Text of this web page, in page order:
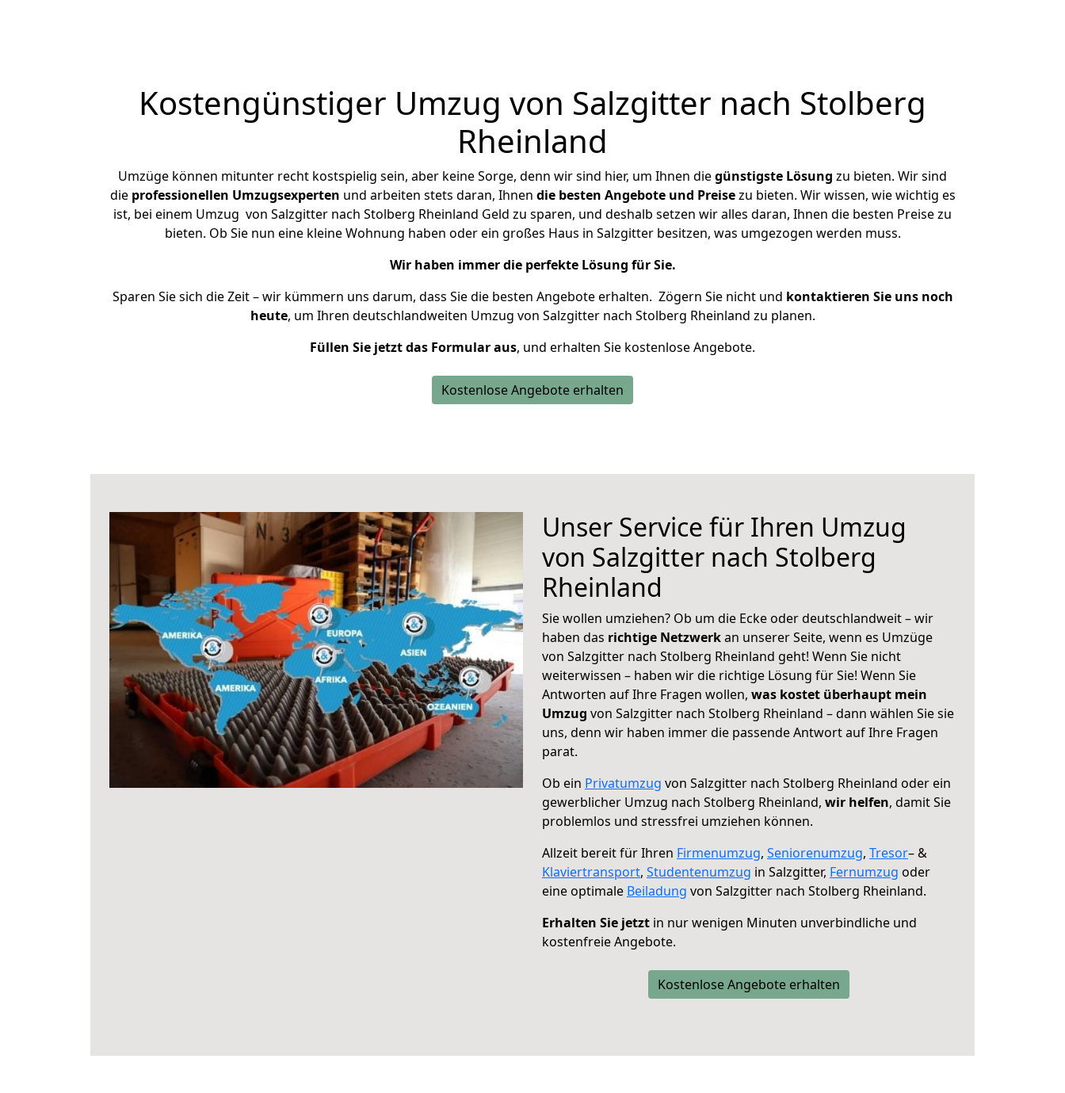
Kostengünstiger Umzug von Salzgitter nach Stolberg
Rheinland
Umzüge können mitunter recht kostspielig sein, aber keine Sorge, denn wir sind hier, um Ihnen diegünstigste Lösung zu bieten. Wir sind
die professionellen Umzugsexperten und arbeiten stets daran, Ihnen die besten Angebote und Preisezu bieten. Wir wissen, wie wichtig es
ist, bei einem Umzug von Salzgitter nach Stolberg Rheinland Geld zu sparen, und deshalb setzen wir alles daran, Ihnen die besten Preise zu
bieten. Ob Sie nun eine kleine Wohnung haben oder ein großes Haus in Salzgitter besitzen, was umgezogen werden muss.
Wir haben immer die perfekte Lösung für Sie.
Sparen Sie sich die Zeit – wir kümmern uns darum, dass Sie die besten Angebote erhalten. Zögern Sie nicht und kontaktieren Sie uns noch
heute, um Ihren deutschlandweiten Umzug von Salzgitter nach Stolberg Rheinland zu planen.
Füllen Sie jetzt das Formular aus, und erhalten Sie kostenlose Angebote.
Kostenlose Angebote erhalten
Unser Service für Ihren Umzug
von Salzgitter nach Stolberg
Rheinland
Sie wollen umziehen? Ob um die Ecke oder deutschlandweit – wir
haben das richtige Netzwerkan unserer Seite, wenn es Umzüge
von Salzgitter nach Stolberg Rheinland geht! Wenn Sie nicht
weiterwissen – haben wir die richtige Lösung für Sie! Wenn Sie
Antworten auf Ihre Fragen wollen, was kostet überhaupt mein
Umzug von Salzgitter nach Stolberg Rheinland – dann wählen Sie sie
uns, denn wir haben immer die passende Antwort auf Ihre Fragen
parat.
Ob ein Privatumzug von Salzgitter nach Stolberg Rheinland oder ein
gewerblicher Umzug nach Stolberg Rheinland, wir helfen, damit Sie
problemlos und stressfrei umziehen können.
Allzeit bereit für Ihren Firmenumzug, Seniorenumzug, Tresor– &
Klaviertransport, Studentenumzug in Salzgitter, Fernumzug oder
eine optimale Beiladung von Salzgitter nach Stolberg Rheinland.
Erhalten Sie jetzt in nur wenigen Minuten unverbindliche und
kostenfreie Angebote.
Kostenlose Angebote erhalten